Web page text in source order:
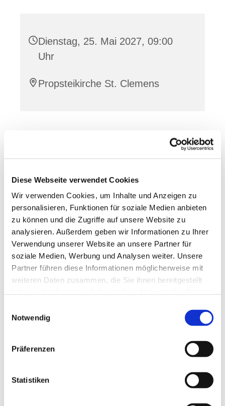
Diese Webseite verwendet Cookies
Wir verwenden Cookies, um Inhalte und Anzeigen zu
personalisieren, Funktionen für soziale Medien anbieten
zu können und die Zugriffe auf unsere Website zu
analysieren. Außerdem geben wir Informationen zu Ihrer
Verwendung unserer Website an unsere Partner für
soziale Medien, Werbung und Analysen weiter. Unsere
Partner führen diese Informationen möglicherweise mit
weiteren Daten zusammen, die Sie ihnen bereitgestellt
Notwendig
Präferenzen
Statistiken
Dienstag, 25. Mai 2027, 09:00
Uhr
Propsteikirche St. Clemens
interessieren